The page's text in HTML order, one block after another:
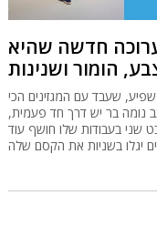
חדשה שהיא
הומור ושנינות
שעבד עם המגזינים הכי
נומה בר יש דרך חד פעמית,
שני בעבודות שלו חושף עוד
יגלו בשניות את הקסם שלה